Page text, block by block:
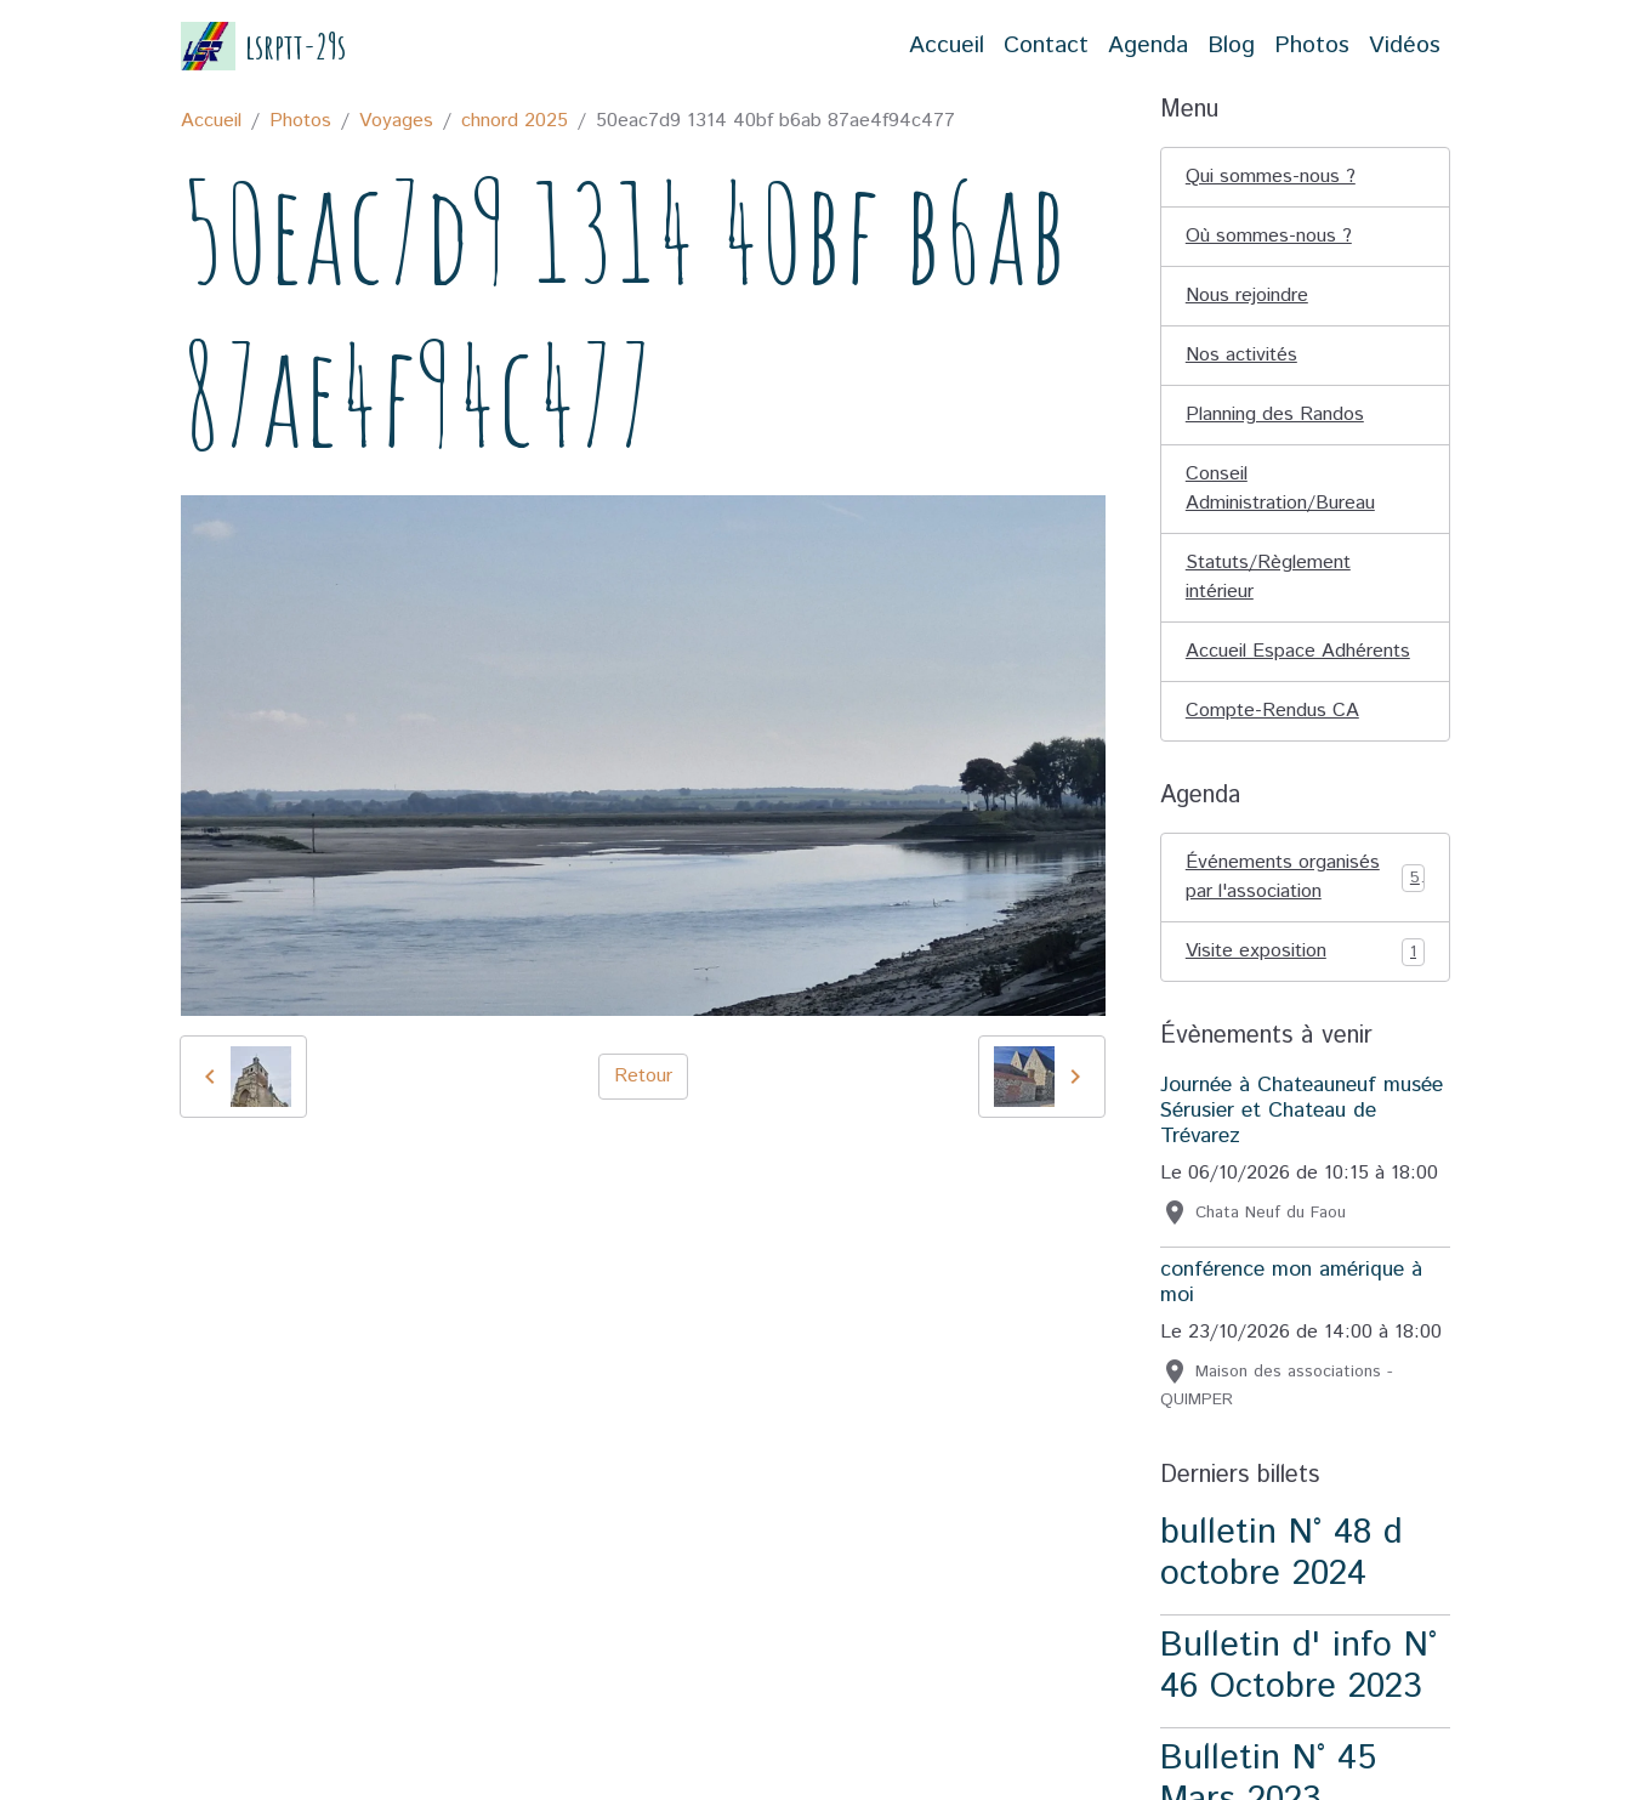
lsrptt-29s Accueil Contact Agenda Blog Photos Vidéos
Accueil Photos Voyages chnord 2025 50eac7d9 1314 40bf b6ab 87ae4f94c477
50eac7d9 1314 40bf b6ab
87ae4f94c477
Retour
Menu
Qui sommes-nous ?
Où sommes-nous ?
Nous rejoindre
Nos activités
Planning des Randos
Conseil
Administration/Bureau
Statuts/Règlement
intérieur
Accueil Espace Adhérents
Compte-Rendus CA
Agenda
Événements organisés
par l'association
5
Visite exposition 1
Évènements à venir
Journée à Chateauneuf musée
Sérusier et Chateau de
Trévarez
Le 06/10/2026 de 10:15 à 18:00
Chata Neuf du Faou
conférence mon amérique à
moi
Le 23/10/2026 de 14:00 à 18:00
Maison des associations -
QUIMPER
Derniers billets
bulletin N° 48 d
octobre 2024
Bulletin d' info N°
46 Octobre 2023
Bulletin N° 45